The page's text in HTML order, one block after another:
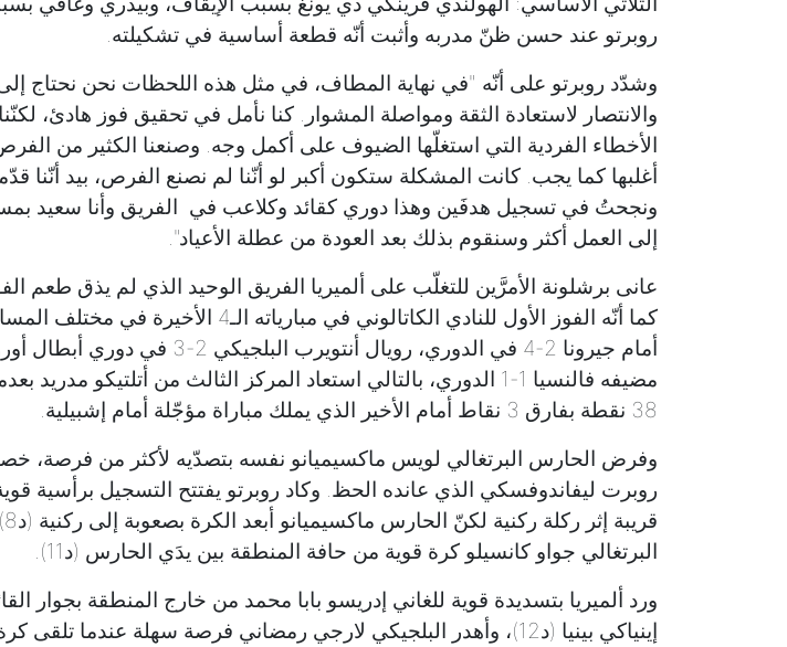
روبرتو عند حسن ظنّ مدربه وأثبت أنّه قطعة أساسية في تشكيلته.
والانتصار لاستعادة الثقة ومواصلة المشوار. كنا نأمل في تحقيق فوز هادئ،
الأخطاء الفردية التي استغلّها الضيوف على أكمل وجه. وصنعنا الكثير من
أغلبها كما يجب. كانت المشكلة ستكون أكبر لو أنّنا لم نصنع الفرص، بيد أنّنا
ونجحتُ في تسجيل هدفَين وهذا دوري كقائد وكلاعب في الفريق وأنا سعيد
إلى العمل أكثر وسنقوم بذلك بعد العودة من عطلة الأعياد".
عانى برشلونة الأمرَّين للتغلّب على ألميريا الفريق الوحيد الذي لم يذق طعم
كما أنّه الفوز الأول للنادي الكاتالوني في مبارياته
أمام جيرونا 2-4 في الدوري، رويال أنتويرب
مضيفه فالنسيا 1-1 الدوري، بالتالي استعاد المركز الثالث من أتلتيكو
38 نقطة بفارق 3 نقاط أمام الأخير الذي يملك مباراة مؤجّلة أمام إشبيلية.
وفرض الحارس البرتغالي لويس ماكسيميانو نفسه بتصدّيه لأكثر من فرصة،
روبرت ليفاندوفسكي الذي عانده الحظ. وكاد روبرتو يفتتح التسجيل برأسية
البرتغالي جواو كانسيلو كرة قوية من حافة المنطقة بين يدَي الحارس (د11).
ورد ألميريا بتسديدة قوية للغاني إدريسو بابا محمد من خارج المنطقة بجوار
إينياكي بينيا (د12)، وأهدر البلجيكي لارجي رمضاني فرصة سهلة عندما